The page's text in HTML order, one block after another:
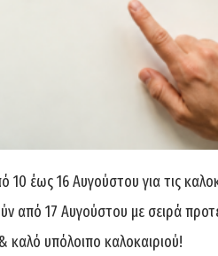
έως 16 Αυγούστου για τις
από 17 Αυγούστου με σειρά
καλό υπόλοιπο καλοκαιριού!